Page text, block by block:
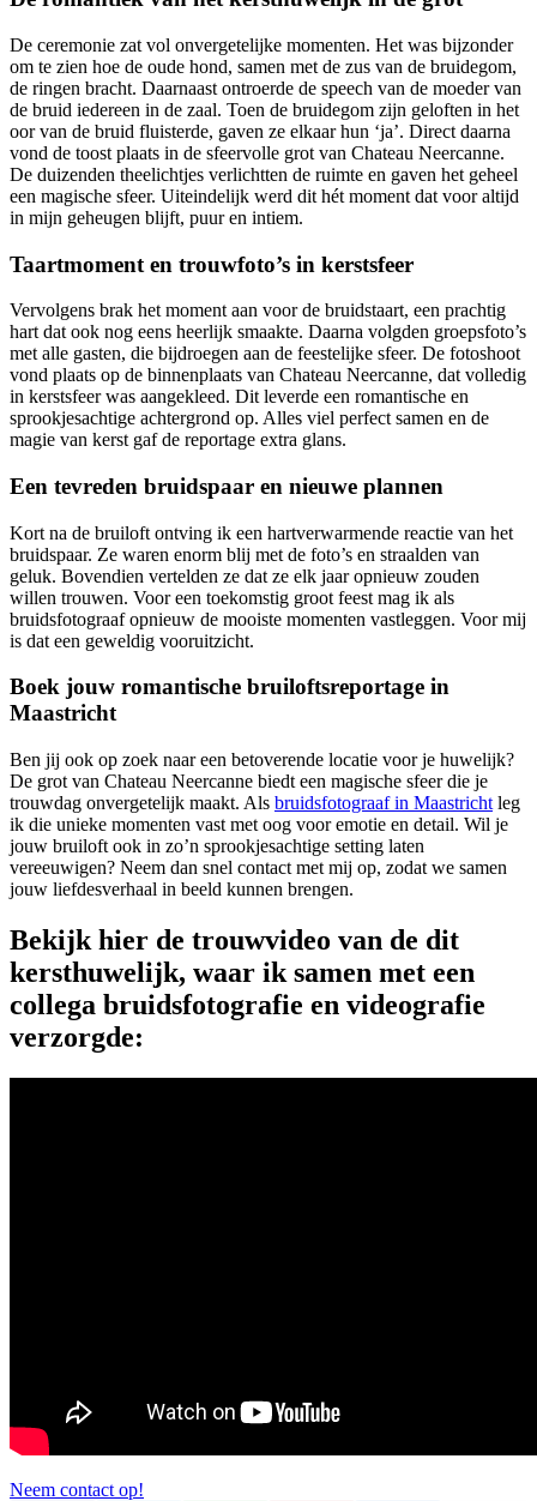
De ceremonie zat vol onvergetelijke momenten. Het was bijzonder
om te zien hoe de oude hond, samen met de zus van de bruidegom,
de ringen bracht. Daarnaast ontroerde de speech van de moeder van
de bruid iedereen in de zaal. Toen de bruidegom zijn geloften in het
oor van de bruid fluisterde, gaven ze elkaar hun ‘ja’. Direct daarna
vond de toost plaats in de sfeervolle grot van Chateau Neercanne.
De duizenden theelichtjes verlichtten de ruimte en gaven het geheel
een magische sfeer. Uiteindelijk werd dit hét moment dat voor altijd
in mijn geheugen blijft, puur en intiem.
Taartmoment en trouwfoto’s in kerstsfeer
Vervolgens brak het moment aan voor de bruidstaart, een prachtig
hart dat ook nog eens heerlijk smaakte. Daarna volgden groepsfoto’s
met alle gasten, die bijdroegen aan de feestelijke sfeer. De fotoshoot
vond plaats op de binnenplaats van Chateau Neercanne, dat volledig
in kerstsfeer was aangekleed. Dit leverde een romantische en
sprookjesachtige achtergrond op. Alles viel perfect samen en de
magie van kerst gaf de reportage extra glans.
Een tevreden bruidspaar en nieuwe plannen
Kort na de bruiloft ontving ik een hartverwarmende reactie van het
bruidspaar. Ze waren enorm blij met de foto’s en straalden van
geluk. Bovendien vertelden ze dat ze elk jaar opnieuw zouden
willen trouwen. Voor een toekomstig groot feest mag ik als
bruidsfotograaf opnieuw de mooiste momenten vastleggen. Voor mij
is dat een geweldig vooruitzicht.
Boek jouw romantische bruiloftsreportage in
Maastricht
Ben jij ook op zoek naar een betoverende locatie voor je huwelijk?
De grot van Chateau Neercanne biedt een magische sfeer die je
trouwdag onvergetelijk maakt. Als bruidsfotograaf in Maastricht leg
ik die unieke momenten vast met oog voor emotie en detail. Wil je
jouw bruiloft ook in zo’n sprookjesachtige setting laten
vereeuwigen? Neem dan snel contact met mij op, zodat we samen
jouw liefdesverhaal in beeld kunnen brengen.
Bekijk hier de trouwvideo van de dit
kersthuwelijk, waar ik samen met een
collega bruidsfotografie en videografie
verzorgde:
Neem contact op!